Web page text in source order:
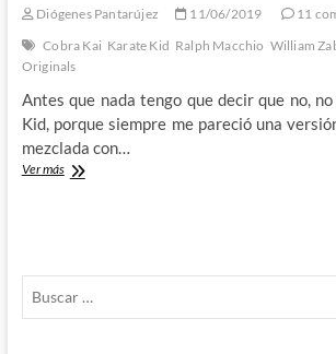
Diógenes Pantarújez 11/06/2019
11
Cobra Kai Karate Kid Ralph Macchio William
Originals
Antes que nada tengo que decir que no,
Kid, porque siempre me pareció una
mezclada con…
Ver másNo
Kai